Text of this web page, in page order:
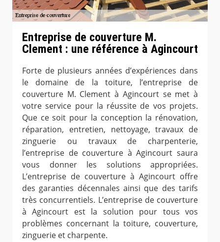
Entreprise de couverture M.
Clement : une référence à Agincourt
Forte de plusieurs années d’expériences dans
le domaine de la toiture, l’entreprise de
couverture M. Clement à Agincourt se met à
votre service pour la réussite de vos projets.
Que ce soit pour la conception la rénovation,
réparation, entretien, nettoyage, travaux de
zinguerie ou travaux de charpenterie,
l’entreprise de couverture à Agincourt saura
vous donner les solutions appropriées.
L’entreprise de couverture à Agincourt offre
des garanties décennales ainsi que des tarifs
très concurrentiels. L’entreprise de couverture
à Agincourt est la solution pour tous vos
problèmes concernant la toiture, couverture,
zinguerie et charpente.